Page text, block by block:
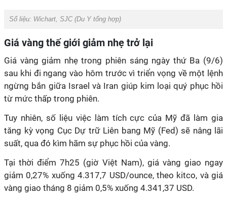
Số liệu: Wichart, SJC (Du Y tổng hợp)
Giá vàng thế giới giảm nhẹ trở lại
Giá vàng giảm nhẹ trong phiên sáng ngày thứ Ba (9/6)
sau khi đi ngang vào hôm trước vì triển vọng về một lệnh
ngừng bắn giữa Israel và Iran giúp kim loại quý phục hồi
từ mức thấp trong phiên.
Tuy nhiên, số liệu việc làm tích cực của Mỹ đã làm gia
tăng kỳ vọng Cục Dự trữ Liên bang Mỹ (Fed) sẽ nâng lãi
suất, qua đó kìm hãm sự phục hồi của vàng.
Tại thời điểm 7h25 (giờ Việt Nam), giá vàng giao ngay
giảm 0,27% xuống 4.317,7 USD/ounce, theo kitco, và giá
vàng giao tháng 8 giảm 0,5% xuống 4.341,37 USD.